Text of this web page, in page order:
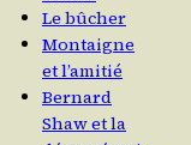
Le bûcher
Montaigne
et l’amitié
Bernard
Shaw et la